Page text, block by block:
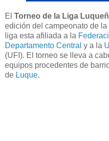
El Torneo de la Liga
edición del campeonato de la
liga esta afiliada a la
Departamento Central y a la
(UFI). El torneo se lleva a
equipos procedentes de
de Luque.